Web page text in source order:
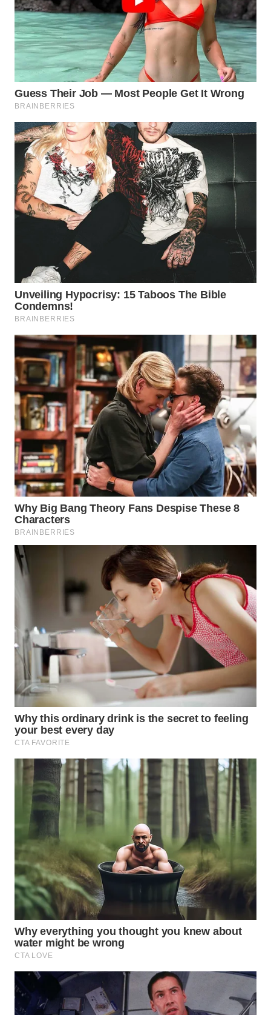
WN
PRIANGAN
TIMUR
SEMARANG
WN
SOLO
WN
BOROBUDUR
WN
MADURA
SURABAYA
WN
NATUNA
WN
BINTAN
WN
MANDALIKA
WN
LIKUPANG
WN
LABUANBAJO
WN
BORNEO
Wahana
Media
NEWS
WAHANA
TANI
WAHANA
ADVOKAT
INFRASTRUKTUR
WAHANA
KONSUMEN
WAHANA
LISTRIK
WAHANA
TRAVEL
WAHANA
TV
WAHANANEWS